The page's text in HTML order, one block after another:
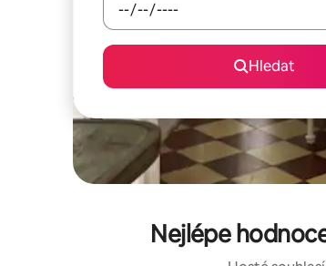
Hledat
Nejlépe